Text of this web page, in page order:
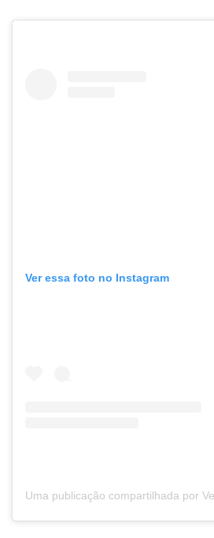
Ver essa foto no Instagram